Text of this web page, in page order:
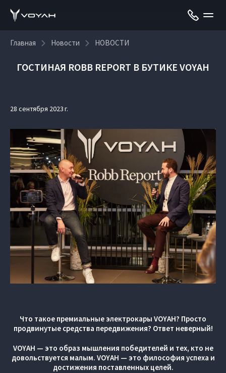
Главная Новости НОВОСТИ
ГОСТИНАЯ ROBB REPORT В БУТИКЕ VOYAH
28 сентября 2023 г.
Что такое премиальные электрокары VOYAH? Просто
продвинутые средства передвижения? Ответ неверный!
VOYAH — это образ мышления победителей и тех, кто не
довольствуется малым. VOYAH — это философия успеха и
достижения поставленных целей.